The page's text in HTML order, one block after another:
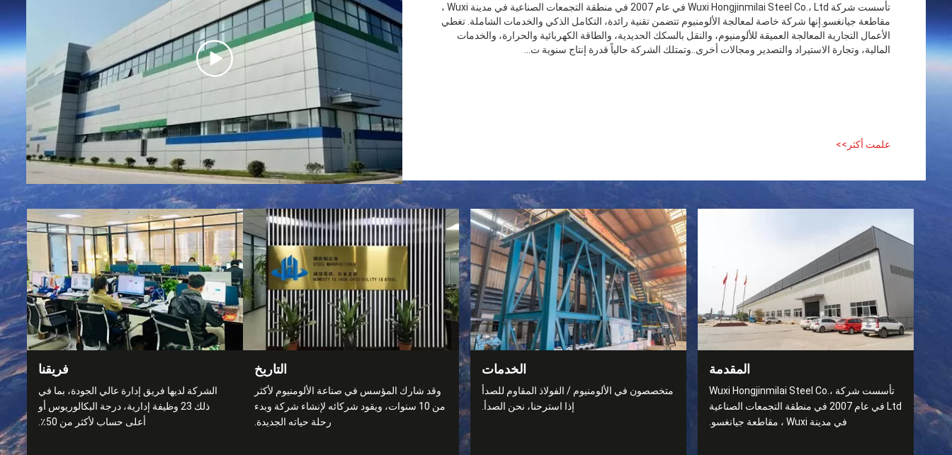
تأسست شركة Wuxi Hongjinmilai Steel Co.، Ltd في عام 2007 في منطقة التجمعات الصناعية في مدينة Wuxi ،
مقاطعة جيانغسو.إنها شركة خاصة لمعالجة الألومنيوم تتضمن تقنية رائدة، التكامل الذكي والخدمات الشاملة. تغطي
الأعمال التجارية المعالجة العميقة للألومنيوم، والنقل بالسكك الحديدية، والطاقة الكهربائية والحرارة، والخدمات
المالية، وتجارة الاستيراد والتصدير ومجالات أخرى..وتمتلك الشركة حالياً قدرة إنتاج سنوية ت...
علمت أكثر>>
المقدمة
تأسست شركة Wuxi Hongjinmilai Steel Co.،
Ltd في عام 2007 في منطقة التجمعات الصناعية
في مدينة Wuxi ، مقاطعة جيانغسو.
الخدمات
متخصصون في الألومنيوم / الفولاذ المقاوم للصدأ
إذا استرحنا، نحن الصدأ.
التاريخ
وقد شارك المؤسس في صناعة الألومنيوم لأكثر
من 10 سنوات، ويقود شركائه لإنشاء شركة وبدء
رحلة حياته الجديدة.
فريقنا
الشركة لديها فريق إدارة عالي الجودة، بما في
ذلك 23 وظيفة إدارية، درجة البكالوريوس أو
أعلى حساب لأكثر من 50٪.